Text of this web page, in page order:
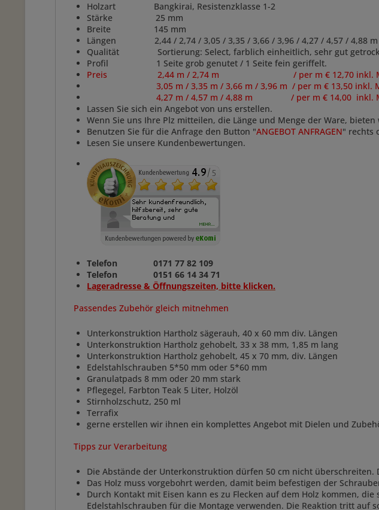
Holzart Bangkirai, Resistenzklasse 1-2
Stärke 25 mm
Breite 145 mm
Längen 2,44 / 2,74 / 3,05 / 3,35 / 3,66 / 3,96 / 4,27 / 4,57 / 4,88 m
Qualität Sortierung: Select, farblich einheitlich, sehr gut
Profil 1 Seite grob genutet / 1 Seite fein geriffelt.
Preis 2,44 m / 2,74 m / per m € 12,70 inkl.
3,05 m / 3,35 m / 3,66 m / 3,96 m / per m € 13,50 inkl.
4,27 m / 4,57 m / 4,88 m / per m € 14,00 inkl.
Lassen Sie sich ein Angebot von uns erstellen.
Wenn Sie uns Ihre Plz mitteilen, die Länge und Menge der Ware,
Benutzen Sie für die Anfrage den Button "ANGEBOT ANFRAGEN" rechts
Lesen Sie unsere Kundenbewertungen.
Telefon 0171 77 82 109
Telefon 0151 66 14 34 71
Lageradresse & Öffnungszeiten, bitte klicken.
Passendes Zubehör gleich mitnehmen
Unterkonstruktion Hartholz sägerauh, 40 x 60 mm div. Längen
Unterkonstruktion Hartholz gehobelt, 33 x 38 mm, 1,85 m lang
Unterkonstruktion Hartholz gehobelt, 45 x 70 mm, div. Längen
Edelstahlschrauben 5*50 mm oder 5*60 mm
Granulatpads 8 mm oder 20 mm stark
Pflegegel, Farbton Teak 5 Liter, Holzöl
Stirnholzschutz, 250 ml
Terrafix
gerne erstellen wir ihnen ein komplettes Angebot mit Dielen und
Tipps zur Verarbeitung
Die Abstände der Unterkonstruktion dürfen 50 cm nicht
Das Holz muss vorgebohrt werden, damit beim befestigen der
Durch Kontakt mit Eisen kann es zu Flecken auf dem Holz kommen,
Edelstahlschrauben für die Montage verwenden. Die Reaktion tritt auf